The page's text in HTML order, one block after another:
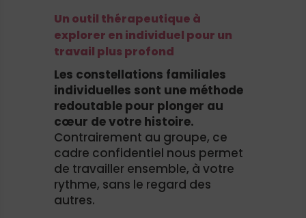
Un outil thérapeutique à
explorer en individuel pour un
travail plus profond
Les constellations familiales
individuelles sont une méthode
redoutable pour plonger au
cœur de votre histoire.
Contrairement au groupe, ce
cadre confidentiel nous permet
de travailler ensemble, à votre
rythme, sans le regard des
autres.